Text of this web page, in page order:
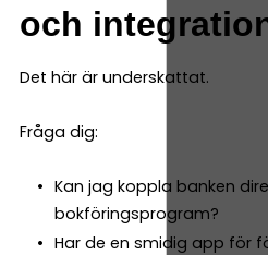
och
Det här är underskattat.
Fråga dig:
Kan jag koppla banken
bokföringsprogram?
Har de en smidig app för